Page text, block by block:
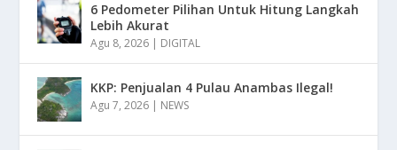
6 Pedometer Pilihan Untuk Hitung Langkah
Lebih Akurat
Agu 8, 2026 | DIGITAL
KKP: Penjualan 4 Pulau Anambas Ilegal!
Agu 7, 2026 | NEWS